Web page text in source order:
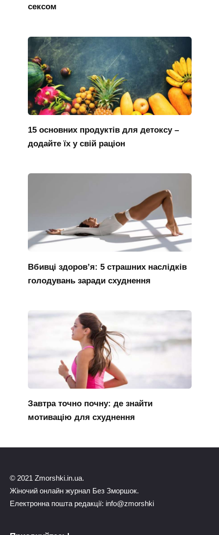
сексом
15 основних продуктів для детоксу –
додайте їх у свій раціон
Вбивці здоров’я: 5 страшних наслідків
голодувань заради схуднення
Завтра точно почну: де знайти
мотивацію для схуднення
© 2021 Zmorshki.in.ua.
Жіночий онлайн журнал Без Зморшок.
Електронна пошта редакції: info@zmorshki